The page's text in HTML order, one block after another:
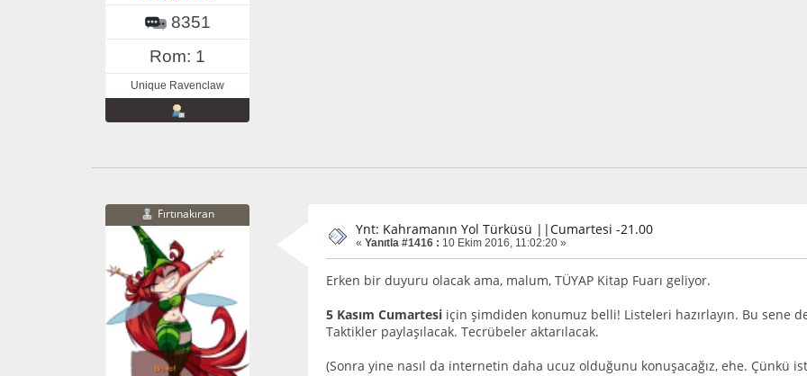
8351
Rom: 1
Unique Ravenclaw
Fırtınakıran
Ynt: Kahramanın Yol Türküsü ||Cumartesi -21.00
« Yanıtla #1416 : 10 Ekim 2016, 11:02:20 »
Erken bir duyuru olacak ama, malum, TÜYAP Kitap Fuarı geliyor.
5 Kasım Cumartesi için şimdiden konumuz belli! Listeleri hazırlayın. Bu sene
Taktikler paylaşılacak. Tecrübeler aktarılacak.
(Sonra yine nasıl da internetin daha ucuz olduğunu konuşacağız, ehe. Çünkü